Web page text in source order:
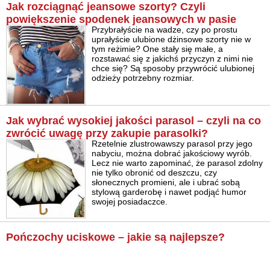
Jak rozciągnąć jeansowe szorty? Czyli
powiększenie spodenek jeansowych w pasie
Przybrałyście na wadze, czy po prostu
uprałyście ulubione dżinsowe szorty nie w
tym reżimie? One stały się małe, a
rozstawać się z jakichś przyczyn z nimi nie
chce się? Są sposoby przywrócić ulubionej
odzieży potrzebny rozmiar.
Jak wybrać wysokiej jakości parasol – czyli na co
zwrócić uwagę przy zakupie parasolki?
Rzetelnie zlustrowawszy parasol przy jego
nabyciu, można dobrać jakościowy wyrób.
Lecz nie warto zapominać, że parasol zdolny
nie tylko obronić od deszczu, czy
słonecznych promieni, ale i ubrać sobą
stylową garderobę i nawet podjąć humor
swojej posiadaczce.
Pończochy uciskowe – jakie są najlepsze?